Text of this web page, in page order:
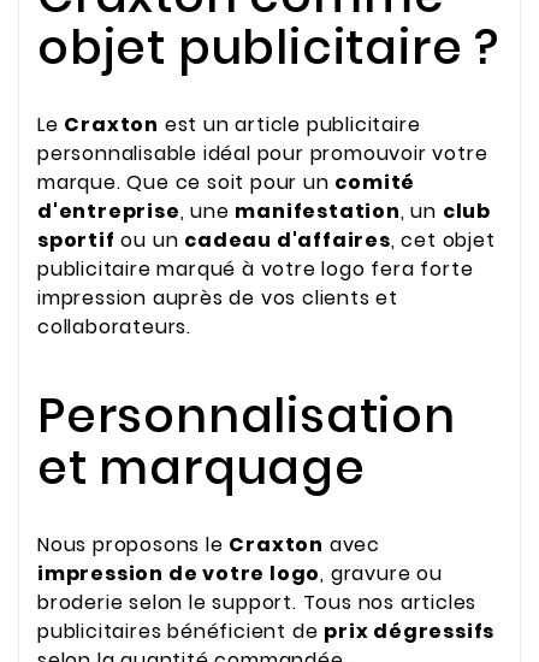
objet publicitaire ?
Le Craxton est un article publicitaire
personnalisable idéal pour promouvoir votre
marque. Que ce soit pour un comité
d'entreprise, une manifestation, un club
sportif ou un cadeau d'affaires, cet objet
publicitaire marqué à votre logo fera forte
impression auprès de vos clients et
collaborateurs.
Personnalisation
et marquage
Nous proposons le Craxton avec
impression de votre logo, gravure ou
broderie selon le support. Tous nos articles
publicitaires bénéficient de prix dégressifs